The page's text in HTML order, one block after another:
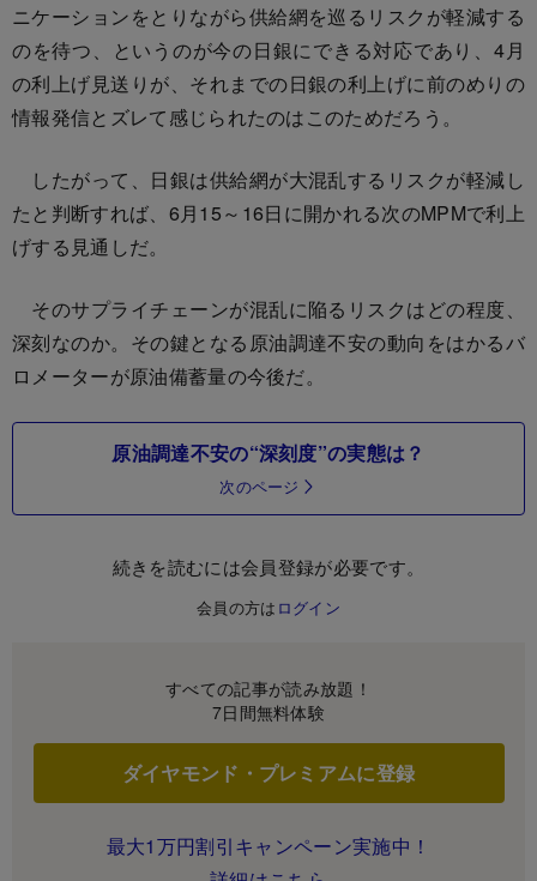
ニケーションをとりながら供給網を巡るリスクが軽減する
のを待つ、というのが今の日銀にできる対応であり、4月
の利上げ見送りが、それまでの日銀の利上げに前のめりの
情報発信とズレて感じられたのはこのためだろう。
したがって、日銀は供給網が大混乱するリスクが軽減し
たと判断すれば、6月15～16日に開かれる次のMPMで利上
げする見通しだ。
そのサプライチェーンが混乱に陥るリスクはどの程度、
深刻なのか。その鍵となる原油調達不安の動向をはかるバ
ロメーターが原油備蓄量の今後だ。
原油調達不安の“深刻度”の実態は？
次のページ
続きを読むには会員登録が必要です。
会員の方は ログイン
すべての記事が読み放題！
7日間無料体験
ダイヤモンド・プレミアムに登録
最大1万円割引キャンペーン実施中！